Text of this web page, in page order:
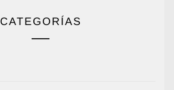
CATEGORÍAS